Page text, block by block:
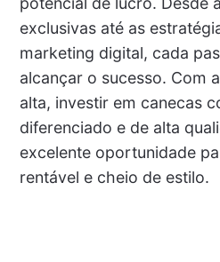
exclusivas até as
marketing digital, cada
alcançar o sucesso. Com
alta, investir em canecas
diferenciado e de alta
excelente oportunidade
rentável e cheio de estilo.